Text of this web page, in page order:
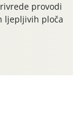
provodi
ljepljivih ploča